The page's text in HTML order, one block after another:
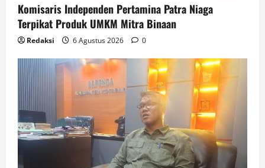
Komisaris Independen Pertamina Patra Niaga
Terpikat Produk UMKM Mitra Binaan
Redaksi 6 Agustus 2026 0